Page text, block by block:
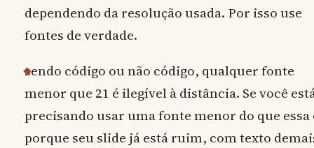
dependendo da resolução usada. Por isso use
fontes de verdade.
sendo código ou não código, qualquer fonte
menor que 21 é ilegível à distância. Se você
precisando usar uma fonte menor do que essa
porque seu slide já está ruim, com texto